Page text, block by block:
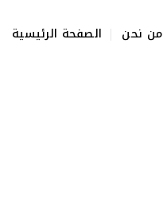
toالصفحة الرئيسية من نحن